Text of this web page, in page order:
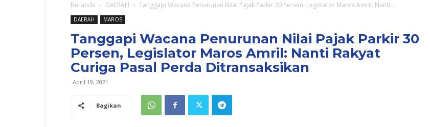
Beranda DAERAH Tanggapi Wacana Penurunan Nilai Pajak Parkir 30 Persen, Legislator Maros Amril: Nanti...
DAERAH MAROS
Tanggapi Wacana Penurunan Nilai Pajak Parkir 30
Persen, Legislator Maros Amril: Nanti Rakyat
Curiga Pasal Perda Ditransaksikan
April 19, 2021
Bagikan